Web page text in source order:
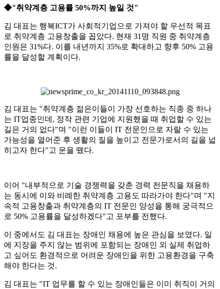
◆"취약계층 고용률 50%까지 높일 것"
김 대표는 행복ICT가 사회적기업으로 가져야 할 우선적 목표
로 취약계층 고용창출을 꼽았다. 현재 31명 직원 중 취약계층
인원은 31%다. 이를 내년까지 35%로 확대하고 향후 50% 고용
률을 달성할 계획이다.
김 대표는 "취약계층 젊은이들이 가장 선호하는 직종 중 하나
는 IT업종인데, 정작 관련 기업에 지원했을 때 취업할 수 있는
길은 거의 없다"며 "이런 이들이 IT 전문인으로 자랄 수 있는
가능성을 열어준 후 생활의 질을 높이고 전문가로서의 길을 넓
히고자 한다"고 운을 뗐다.
이어 "내부적으로 기술 경쟁력을 갖춘 경력 전문직을 채용하
는 동시에 이와 비례한 취약계층 고용도 따라가야 한다"며 "지
속적 고용창출과 취약계층의 IT 전문인 양성을 통해 궁극적으
로 50% 고용률을 달성하겠다"고 포부를 전했다.
이 중에서도 김 대표는 장애인 채용에 높은 관심을 보였다. 일
에 지장을 주지 않는 범위에 포함되는 장애인 외 실제 취업하
고 싶어도 환경적으로 어려운 장애인을 위한 고용환경을 구축
해야 한다는 것.
김 대표는 "IT 업무를 할 수 있는 장애인들은 이미 취직이 거의